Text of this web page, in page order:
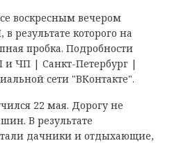
воскресным вечером
результате которого на
пробка. Подробности
и ЧП | Санкт-Петербург |
сети "ВКонтакте".
22 мая. Дорогу не
В результате
дачники и отдыхающие,